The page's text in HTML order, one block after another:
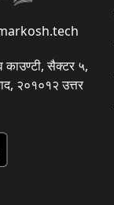
सैक्टर ५,
२०१०१२ उत्तर